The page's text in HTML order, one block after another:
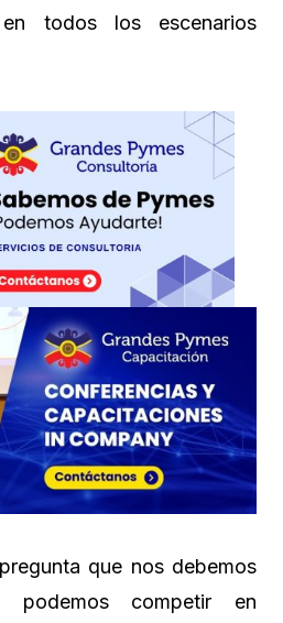
todos los escenarios
que nos debemos
podemos competir en